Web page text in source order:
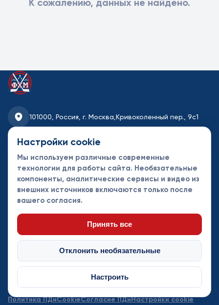
К сожалению, данных не найдено.
101000, Россия, г. Москва, Кривоколенный пер., 9с1
fhmoscow@mail.ru
8-495-621-35-95
Новости
Турниры
Контакты
партнеры
© Федерация хоккея Москвы 2013 - 2026. Все права защищены
Политика ПДнCookieСогласие ПДнНастройки cookie
Настройки cookie
Мы используем различные современные
технологии для работы сайта. Необязательные
компоненты, аналитические сервисы и видео из
внешних источников включаются только после
вашего согласия.
Принять все
Отклонить необязательные
Настроить